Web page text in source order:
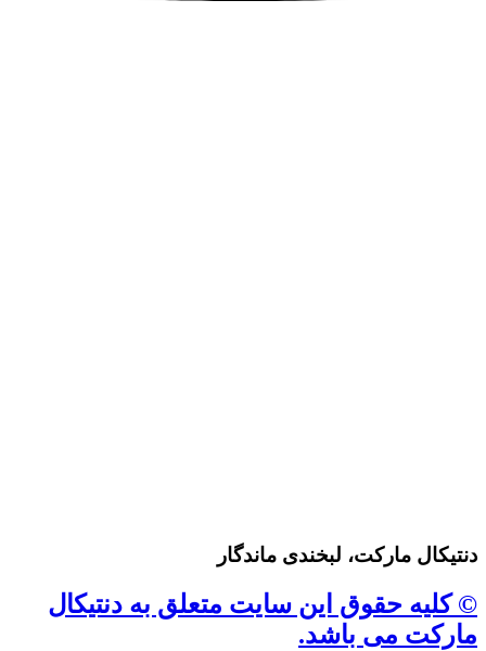
دنتیکال مارکت، لبخندی ماندگار
© کلیه حقوق این سایت متعلق به دنتیکال
مارکت می باشد.